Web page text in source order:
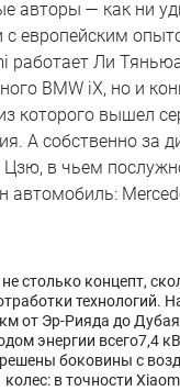
авторы — как ни
с европейским
работает Ли
BMW iX, но и
которого вышел
А собственно за
в чьем
автомобиль:
столько концепт,
технологий.
от Эр-Рияда до
энергии всего7,4
боковины с
колес: в точности